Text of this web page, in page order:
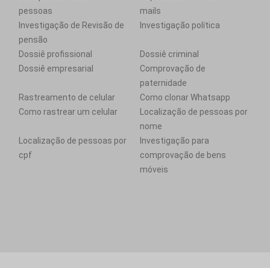
pessoas
mails
Investigação de Revisão de
pensão
Investigação política
Dossiê profissional
Dossiê criminal
Dossiê empresarial
Comprovação de
paternidade
Rastreamento de celular
Como clonar Whatsapp
Como rastrear um celular
Localização de pessoas por
nome
Localização de pessoas por
cpf
Investigação para
comprovação de bens
móveis